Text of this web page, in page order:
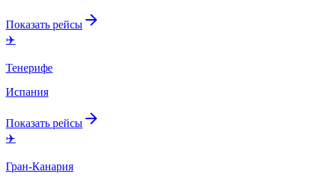
Показать рейсы
✈️
Тенерифе
Испания
Показать рейсы
✈️
Гран-Канария